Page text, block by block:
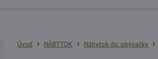
Úvod NÁBYTOK Nábytok do obývačky